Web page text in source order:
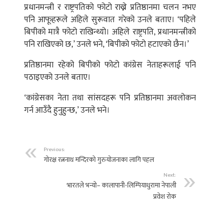
प्रधानमन्त्री र राष्ट्रपतिको फोटो राख्ने प्रतिष्ठानमा चलन नभए
पनि आफूहरूले अहिले सुरूवात गरेको उनले बताए। ‘पहिले
बिपीको मात्रै फोटो राखिन्थ्यो। अहिले राष्ट्रपति, प्रधानमन्त्रीको
पनि राखिएको छ,’ उनले भने, ‘बिपीको फोटो हटाएको छैन।’
प्रतिष्ठानमा रहेको बिपीको फोटो कांग्रेस नेताहरूलाई पनि
पठाइएको उनले बताए।
‘कांग्रेसका नेता तथा सांसदहरू पनि प्रतिष्ठानमा अवलोकन
गर्न आउँदै हुनुहुन्छ,’ उनले भने।
Previous:
गोरक्ष रत्ननाथ मन्दिरको गुरुयोजनाका लागि पहल
Next:
भारतले भन्यो– कालापानी-लिम्पियाधुरामा नेपाली
प्रवेश रोक